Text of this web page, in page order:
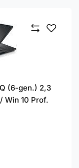
(6-gen.) 2,3
Win 10 Prof.